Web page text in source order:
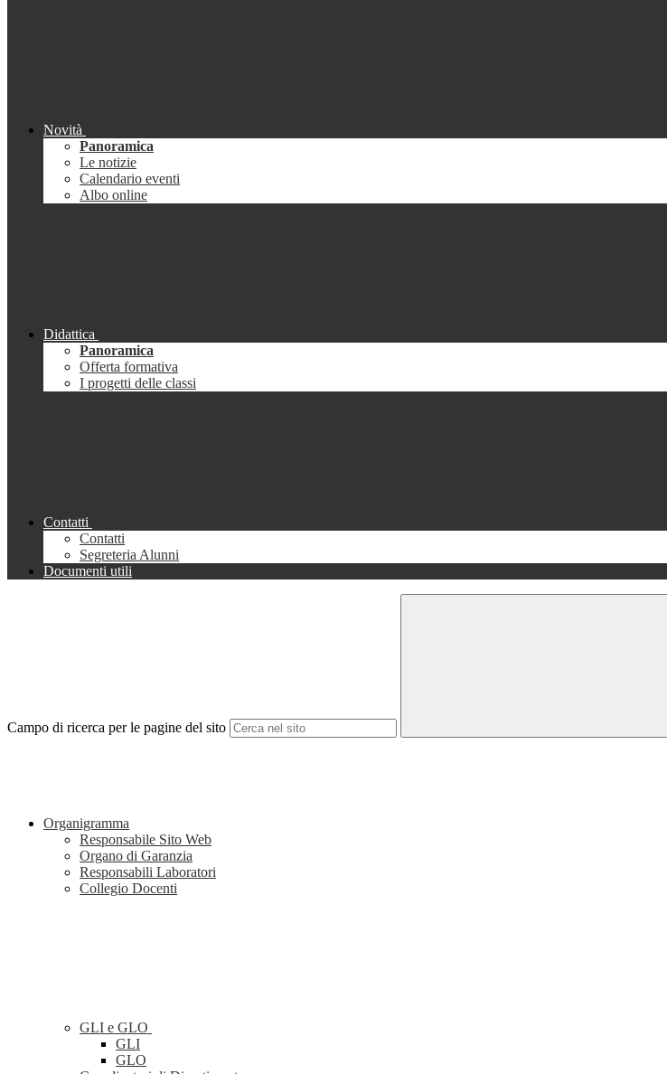
Novità
Panoramica
Le notizie
Calendario eventi
Albo online
Didattica
Panoramica
Offerta formativa
I progetti delle classi
Contatti
Contatti
Segreteria Alunni
Documenti utili
Campo di ricerca per le pagine del sito
Organigramma
Responsabile Sito Web
Organo di Garanzia
Responsabili Laboratori
Collegio Docenti
GLI e GLO
GLI
GLO